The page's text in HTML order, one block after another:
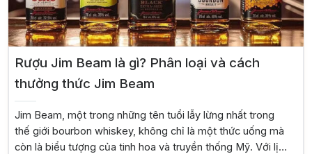
Rượu Jim Beam là gì? Phân loại và cách
thưởng thức Jim Beam
Jim Beam, một trong những tên tuổi lẫy lừng nhất trong
thế giới bourbon whiskey, không chỉ là một thức uống mà
còn là biểu tượng của tinh hoa và truyền thống Mỹ. Với lịch